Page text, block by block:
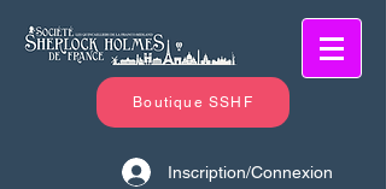
Boutique SSHF
Inscription/Connexion